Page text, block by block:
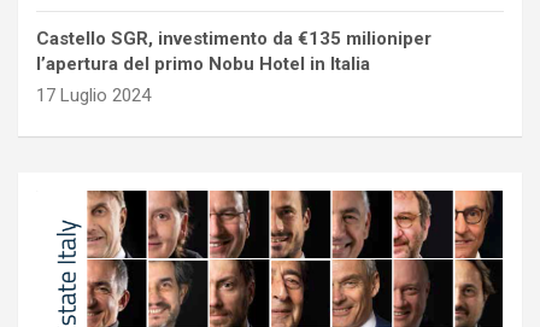
Castello SGR, investimento da €135 milioniper
l’apertura del primo Nobu Hotel in Italia
17 Luglio 2024